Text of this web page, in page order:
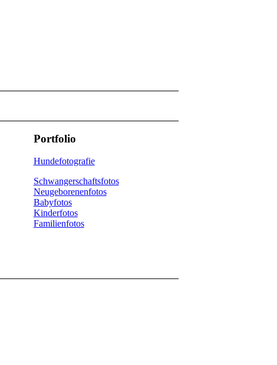
Portfolio
Hundefotografie
Schwangerschaftsfotos
Neugeborenenfotos
Babyfotos
Kinderfotos
Familienfotos